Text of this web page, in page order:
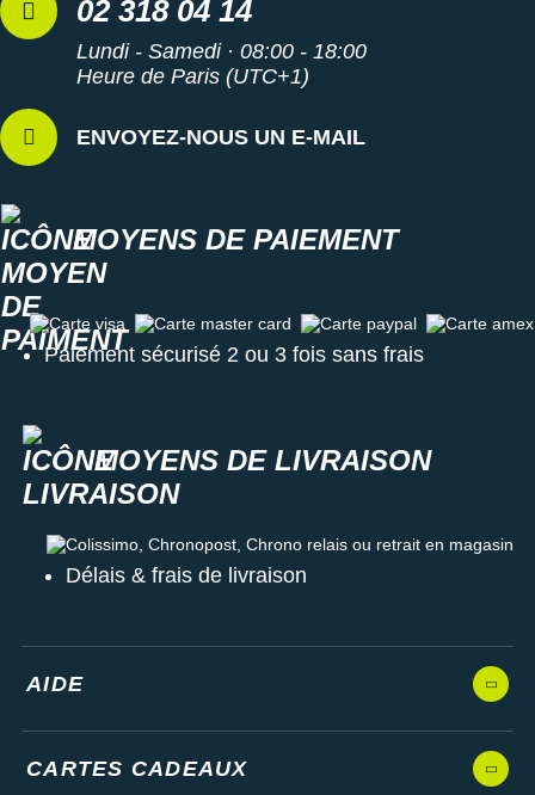
02 318 04 14
Lundi - Samedi · 08:00 - 18:00
Heure de Paris (UTC+1)
ENVOYEZ-NOUS UN E-MAIL
MOYENS DE PAIEMENT
Carte visa Carte master card Carte paypal Carte amex
Paiement sécurisé 2 ou 3 fois sans frais
MOYENS DE LIVRAISON
Colissimo, Chronopost, Chrono relais ou retrait en magasin
Délais & frais de livraison
AIDE
CARTES CADEAUX